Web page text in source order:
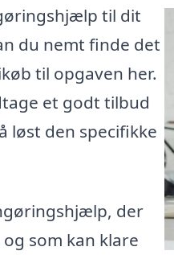
til dit
du nemt finde det
til opgaven her.
et godt tilbud
løst den specifikke
der
som kan klare